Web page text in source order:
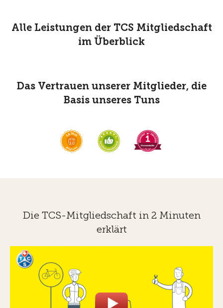
Alle Leistungen der TCS Mitgliedschaft
im Überblick
Das Vertrauen unserer Mitglieder, die
Basis unseres Tuns
Die TCS-Mitgliedschaft in 2 Minuten
erklärt